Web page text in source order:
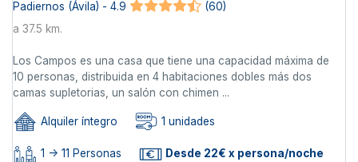
Padiernos (Ávila) - 4.9
(60)
a 37.5 km.
Los Campos es una casa que tiene una capacidad máxima de
10 personas, distribuida en 4 habitaciones dobles más dos
camas supletorias, un salón con chimen ...
Alquiler íntegro 1 unidades
1 -> 11 Personas Desde 22€ x persona/noche